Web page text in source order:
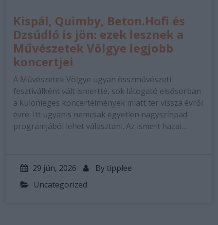
Kispál, Quimby, Beton.Hofi és
Dzsúdló is jön: ezek lesznek a
Művészetek Völgye legjobb
koncertjei
A Művészetek Völgye ugyan összművészeti
fesztiválként vált ismertté, sok látogató elsősorban
a különleges koncertélmények miatt tér vissza évről
évre. Itt ugyanis nemcsak egyetlen nagyszínpad
programjából lehet választani. Az ismert hazai…
29 jún, 2026 By tipplee
Uncategorized